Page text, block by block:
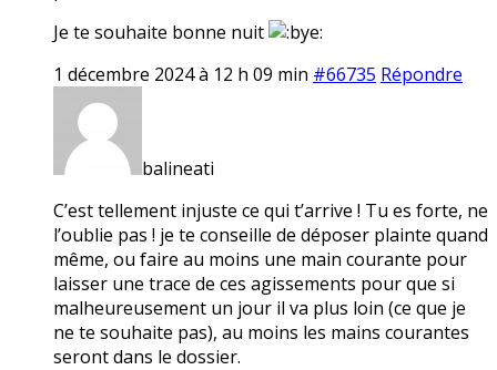
Je te souhaite bonne nuit
1 décembre 2024 à 12 h 09 min #66735 Répondre
balineati
C’est tellement injuste ce qui t’arrive ! Tu es forte, ne
l’oublie pas ! je te conseille de déposer plainte quand
même, ou faire au moins une main courante pour
laisser une trace de ces agissements pour que si
malheureusement un jour il va plus loin (ce que je
ne te souhaite pas), au moins les mains courantes
seront dans le dossier.